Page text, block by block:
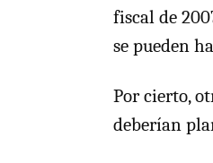
fiscal de
se pueden
Por cierto,
deberían